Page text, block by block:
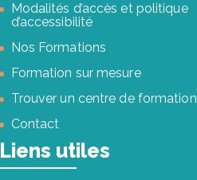
Modalités d’accès et politique
d’accessibilité
Nos Formations
Formation sur mesure
Trouver un centre de formation
Contact
Liens utiles